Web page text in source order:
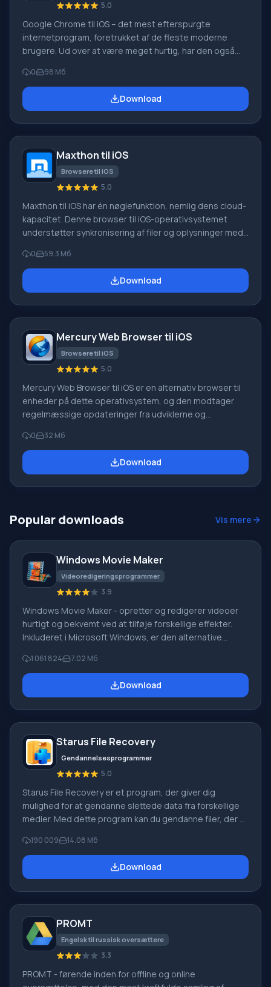
5.0
Google Chrome til iOS – det mest efterspurgte
internetprogram, foretrukket af de fleste moderne
brugere. Ud over at være meget hurtig, har den også
behagelig. Download Google Chrome til iOS, fordi du
altid kan få adgang til dine yndlingsfaner ved blot at
synkronisere browseren med dine andre enheder – en
0 98 Мб
Download
Maxthon til iOS
Browsere til iOS
5.0
Maxthon til iOS har én nøglefunktion, nemlig dens cloud-
kapacitet. Denne browser til iOS-operativsystemet
understøtter synkronisering af filer og oplysninger med
andre ord bør download af Maxthon til iOS foretages af
dem, der ønsker at have én browser på alle deres
enheder: på en smartphone, tablet, personlig
0 59.3 Мб
Download
Mercury Web Browser til iOS
Browsere til iOS
5.0
Mercury Web Browser til iOS er en alternativ browser til
enheder på dette operativsystem, og den modtager
regelmæssige opdateringer fra udviklerne og
hurtig og sikker websurfing. Derudover er det muligt at
downloade Mercury Web Browser til iPhone for dem, der
ønsker at kunne styre browseren ved hjælp af aktiv
0 32 Мб
Download
Popular downloads Vis mere
Windows Movie Maker
Videoredigeringsprogrammer
3.9
Windows Movie Maker - opretter og redigerer videoer
hurtigt og bekvemt ved at tilføje forskellige effekter.
Inkluderet i Microsoft Windows, er den alternative
Live-softwarepakke fra Microsoft. Funktioner i Windows
Movie Maker: Optag video fra forskellige kilder
(videokameraer, mobiltelefoner, digitale videokameraer,
1 061 824 7.02 Мб
Download
Starus File Recovery
Gendannelsesprogrammer
5.0
Starus File Recovery er et program, der giver dig
mulighed for at gendanne slettede data fra forskellige
medier. Med dette program kan du gendanne filer, der er
slettet uden om papirkurven, skjult af ondsindet
software, mistet på grund af softwarefejl, fuldstændig
tømning af papirkurven, formatering eller sletning af
190 009 14.08 Мб
Download
PROMT
Engelsk til russisk oversættere
3.3
PROMT - førende inden for offline og online